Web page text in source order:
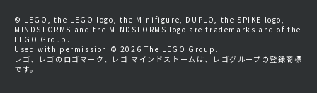
© LEGO, the LEGO logo, the Minifigure, DUPLO, the SPIKE logo,
MINDSTORMS and the MINDSTORMS logo are trademarks and of the
LEGO Group.
Used with permission © 2026 The LEGO Group.
レゴ、レゴのロゴマーク、レゴ マインドストームは、レゴグループの登録商標
です。